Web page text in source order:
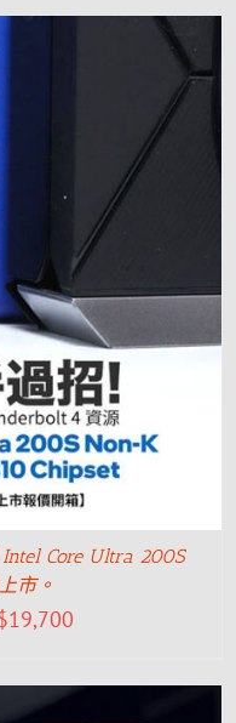
Core Ultra 200S
市。
19,700